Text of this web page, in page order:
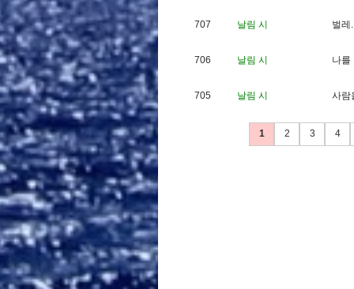
707 날림 시 벌레 .
706 날림 시 나를
705 날림 시 사람
1 2 3 4